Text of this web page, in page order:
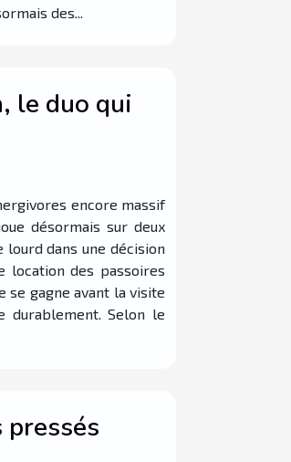
des...
le duo qui
encore massif
désormais sur deux
lourd dans une décision
location des passoires
se gagne avant la visite
durablement. Selon le